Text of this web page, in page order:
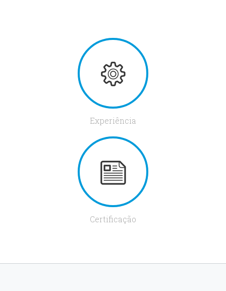
Experiência
Certificação